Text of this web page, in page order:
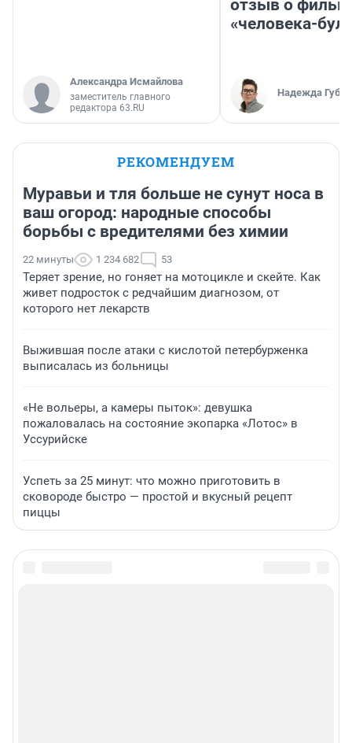
Александра Исмайлова
заместитель главного
редактора 63.RU
отзыв о
«человека-
Надежда
РЕКОМЕНДУЕМ
Муравьи и тля больше не сунут носа в
ваш огород: народные способы
борьбы с вредителями без химии
22 минуты 1 234 682 53
Теряет зрение, но гоняет на мотоцикле и скейте. Как
живет подросток с редчайшим диагнозом, от
которого нет лекарств
Выжившая после атаки с кислотой петербурженка
выписалась из больницы
«Не вольеры, а камеры пыток»: девушка
пожаловалась на состояние экопарка «Лотос» в
Уссурийске
Успеть за 25 минут: что можно приготовить в
сковороде быстро — простой и вкусный рецепт
пиццы